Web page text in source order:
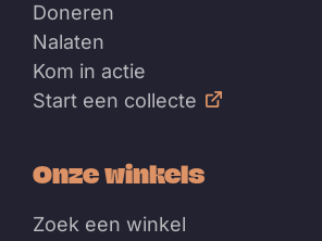
Doneren
Nalaten
Kom in actie
Start een collecte
Onze winkels
Zoek een winkel